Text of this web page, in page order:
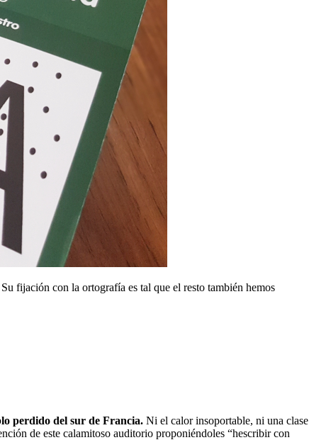
Su fijación con la ortografía es tal que el resto también hemos
perdido del sur de Francia. Ni el calor insoportable, ni una clase
de este calamitoso auditorio proponiéndoles “hescribir con